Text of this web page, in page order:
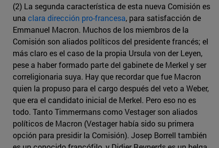
(2) La segunda característica de esta nueva Comisión es
una clara dirección pro-francesa, para satisfacción de
Emmanuel Macron. Muchos de los miembros de la
Comisión son aliados políticos del presidente francés; el
más claro es el caso de la propia Ursula von der Leyen,
pese a haber formado parte del gabinete de Merkel y ser
correligionaria suya. Hay que recordar que fue Macron
quien la propuso para el cargo después del veto a Weber,
que era el candidato inicial de Merkel. Pero eso no es
todo. Tanto Timmermans como Vestager son aliados
políticos de Macron (Vestager había sido su primera
opción para presidir la Comisión). Josep Borrell también